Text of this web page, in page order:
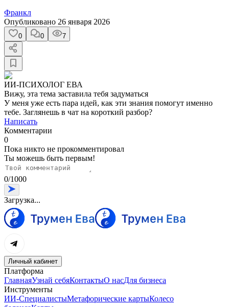
Франкл
Опубликовано 26 января 2026
0 0 7
ИИ-ПСИХОЛОГ ЕВА
Вижу, эта тема заставила тебя задуматься
У меня уже есть пара идей, как эти знания помогут именно
тебе. Заглянешь в чат на короткий разбор?
Написать
Комментарии
0
Пока никто не прокомментировал
Ты можешь быть первым!
0/1000
Загрузка...
Личный кабинет
Платформа
ГлавнаяУзнай себяКонтактыО насДля бизнеса
Инструменты
ИИ-СпециалистыМетафорические картыКолесо